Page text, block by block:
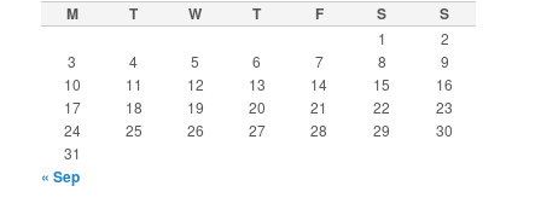
M T W T F S S
1
2
3
4 5 6 7 8
9
10
11 12 13 14 15
16
17
18 19 20 21 22
23
24
25 26 27 28 29
30
31
« Sep